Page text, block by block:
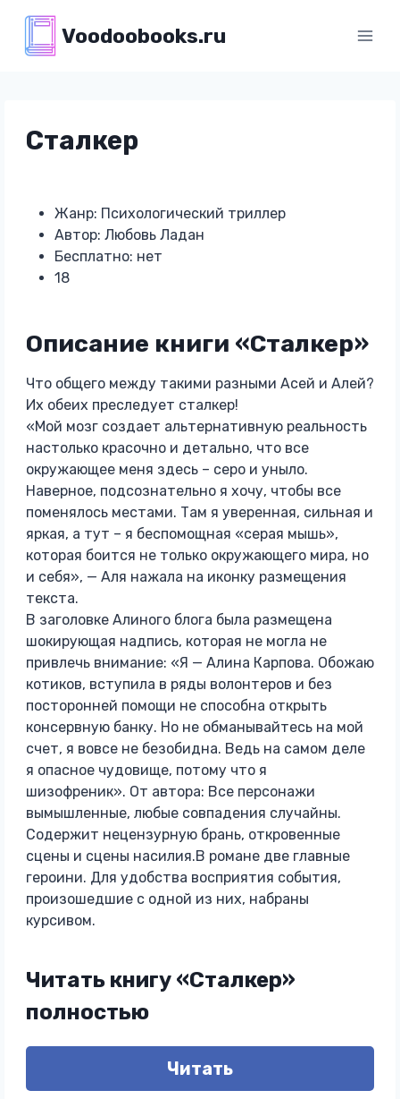
содержимому
Voodoobooks.ru
Сталкер
Жанр: Психологический триллер
Автор: Любовь Ладан
Бесплатно: нет
18
Описание книги «Сталкер»
Что общего между такими разными Асей и Алей?
Их обеих преследует сталкер!
«Мой мозг создает альтернативную реальность
настолько красочно и детально, что все
окружающее меня здесь – серо и уныло.
Наверное, подсознательно я хочу, чтобы все
поменялось местами. Там я уверенная, сильная и
яркая, а тут – я беспомощная «серая мышь»,
которая боится не только окружающего мира, но
и себя», — Аля нажала на иконку размещения
текста.
В заголовке Алиного блога была размещена
шокирующая надпись, которая не могла не
привлечь внимание: «Я — Алина Карпова. Обожаю
котиков, вступила в ряды волонтеров и без
посторонней помощи не способна открыть
консервную банку. Но не обманывайтесь на мой
счет, я вовсе не безобидна. Ведь на самом деле
я опасное чудовище, потому что я
шизофреник». От автора: Все персонажи
вымышленные, любые совпадения случайны.
Содержит нецензурную брань, откровенные
сцены и сцены насилия.В романе две главные
героини. Для удобства восприятия события,
произошедшие с одной из них, набраны
курсивом.
Читать книгу «Сталкер»
полностью
Читать